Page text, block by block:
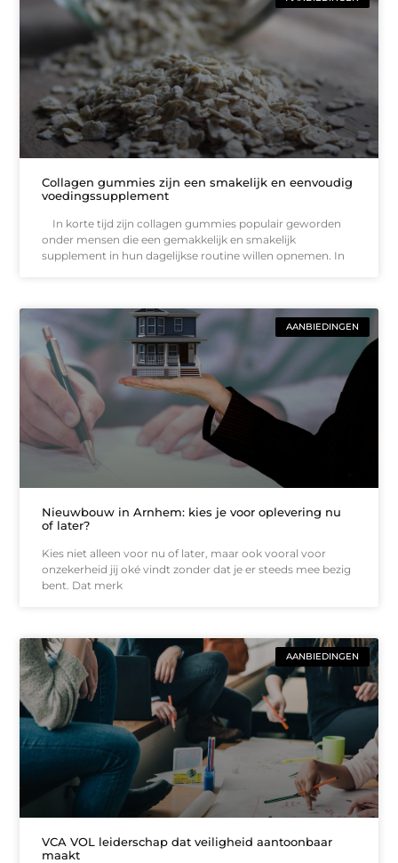
Collagen gummies zijn een smakelijk en eenvoudig
voedingssupplement
In korte tijd zijn collagen gummies populair geworden
onder mensen die een gemakkelijk en smakelijk
supplement in hun dagelijkse routine willen opnemen. In
AANBIEDINGEN
Nieuwbouw in Arnhem: kies je voor oplevering nu
of later?
Kies niet alleen voor nu of later, maar ook vooral voor
onzekerheid jij oké vindt zonder dat je er steeds mee bezig
bent. Dat merk
AANBIEDINGEN
VCA VOL leiderschap dat veiligheid aantoonbaar
maakt